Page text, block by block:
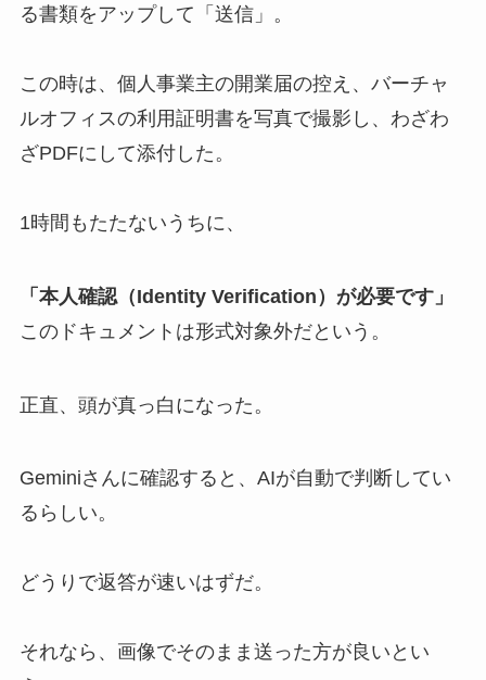
る書類をアップして「送信」。
この時は、個人事業主の開業届の控え、バーチャ
ルオフィスの利用証明書を写真で撮影し、わざわ
ざPDFにして添付した。
1時間もたたないうちに、
「本人確認（Identity Verification）が必要です」
このドキュメントは形式対象外だという。
正直、頭が真っ白になった。
Geminiさんに確認すると、AIが自動で判断してい
るらしい。
どうりで返答が速いはずだ。
それなら、画像でそのまま送った方が良いとい